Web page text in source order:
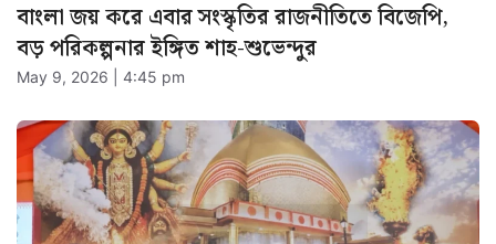
বাংলা জয় করে এবার সংস্কৃতির রাজনীতিতে বিজেপি,
বড় পরিকল্পনার ইঙ্গিত শাহ-শুভেন্দুর
May 9, 2026 | 4:45 pm